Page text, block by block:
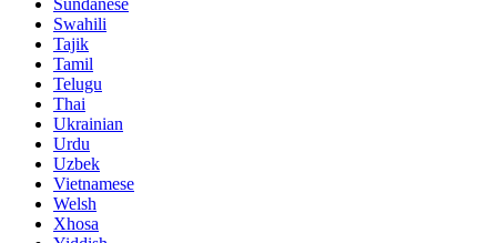
Swahili
Tajik
Tamil
Telugu
Thai
Ukrainian
Urdu
Uzbek
Vietnamese
Welsh
Xhosa